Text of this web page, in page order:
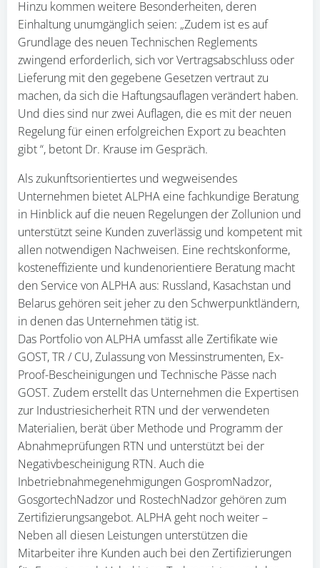
Hinzu kommen weitere Besonderheiten, deren
Einhaltung unumgänglich seien: „Zudem ist es auf
Grundlage des neuen Technischen Reglements
zwingend erforderlich, sich vor Vertragsabschluss oder
Lieferung mit den gegebene Gesetzen vertraut zu
machen, da sich die Haftungsauflagen verändert haben.
Und dies sind nur zwei Auflagen, die es mit der neuen
Regelung für einen erfolgreichen Export zu beachten
gibt “, betont Dr. Krause im Gespräch.
Als zukunftsorientiertes und wegweisendes
Unternehmen bietet ALPHA eine fachkundige Beratung
in Hinblick auf die neuen Regelungen der Zollunion und
unterstützt seine Kunden zuverlässig und kompetent mit
allen notwendigen Nachweisen. Eine rechtskonforme,
kosteneffiziente und kundenorientiere Beratung macht
den Service von ALPHA aus: Russland, Kasachstan und
Belarus gehören seit jeher zu den Schwerpunktländern,
in denen das Unternehmen tätig ist.
Das Portfolio von ALPHA umfasst alle Zertifikate wie
GOST, TR / CU, Zulassung von Messinstrumenten, Ex-
Proof-Bescheinigungen und Technische Pässe nach
GOST. Zudem erstellt das Unternehmen die Expertisen
zur Industriesicherheit RTN und der verwendeten
Materialien, berät über Methode und Programm der
Abnahmeprüfungen RTN und unterstützt bei der
Negativbescheinigung RTN. Auch die
Inbetriebnahmegenehmigungen GospromNadzor,
GosgortechNadzor und RostechNadzor gehören zum
Zertifizierungsangebot. ALPHA geht noch weiter –
Neben all diesen Leistungen unterstützen die
Mitarbeiter ihre Kunden auch bei den Zertifizierungen